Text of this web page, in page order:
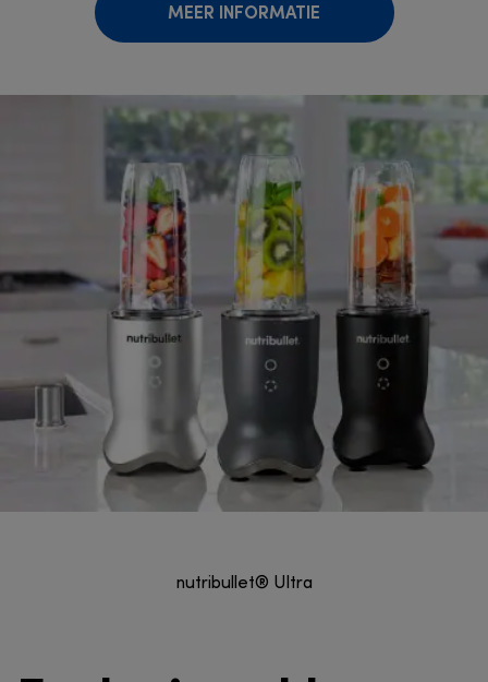
MEER INFORMATIE
nutribullet® Ultra